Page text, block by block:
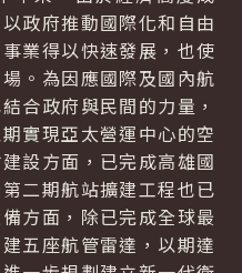
政府推動國際化和自由
業得以快速發展，也使
。為因應國際及國內航
合政府與民間的力量，
實現亞太營運中心的空
設方面，已完成高雄國
二期航站擴建工程也已
方面，除已完成全球最
五座航管雷達，以期達